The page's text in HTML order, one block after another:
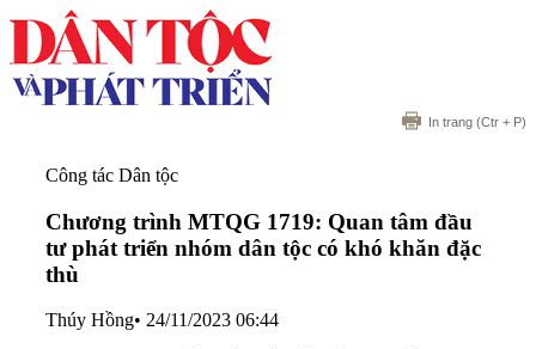
In trang (Ctr + P)
Công tác Dân tộc
Chương trình MTQG 1719: Quan tâm đầu
tư phát triển nhóm dân tộc có khó khăn đặc
thù
Thúy Hồng• 24/11/2023 06:44